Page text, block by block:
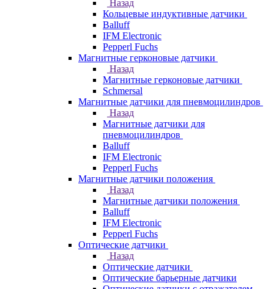
Назад
Кольцевые индуктивные датчики
Balluff
IFM Electronic
Pepperl Fuchs
Магнитные герконовые датчики
Назад
Магнитные герконовые датчики
Schmersal
Магнитные датчики для пневмоцилиндров
Назад
Магнитные датчики для
пневмоцилиндров
Balluff
IFM Electronic
Pepperl Fuchs
Магнитные датчики положения
Назад
Магнитные датчики положения
Balluff
IFM Electronic
Pepperl Fuchs
Оптические датчики
Назад
Оптические датчики
Оптические барьерные датчики